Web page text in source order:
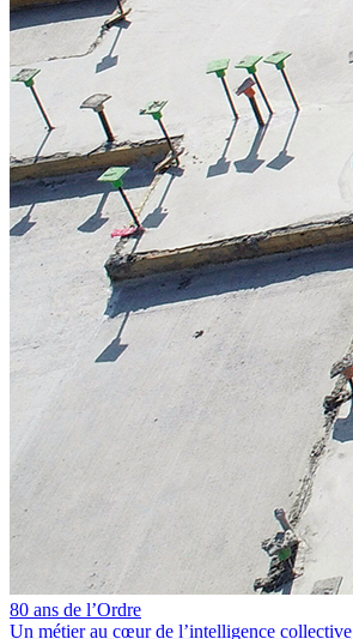
80 ans de l’Ordre
Un métier au cœur de l’intelligence collective